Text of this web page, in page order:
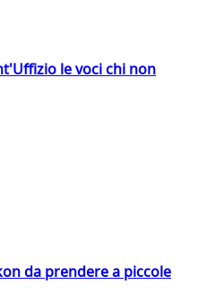
le voci chi non
da prendere a piccole